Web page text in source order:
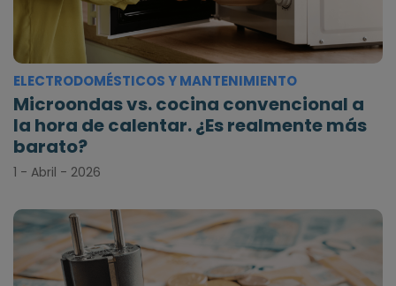
ELECTRODOMÉSTICOS Y MANTENIMIENTO
Microondas vs. cocina convencional a
la hora de calentar. ¿Es realmente más
barato?
1 - Abril - 2026